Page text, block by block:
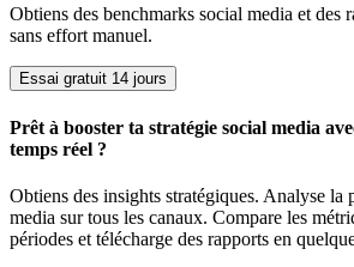
Obtiens des benchmarks social media et des
sans effort manuel.
Essai gratuit 14 jours
Prêt à booster ta stratégie social media
temps réel ?
Obtiens des insights stratégiques. Analyse la
media sur tous les canaux. Compare les
périodes et télécharge des rapports en